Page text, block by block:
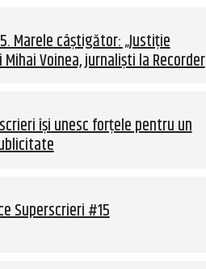
Marele câștigător: „Justiție
Voinea, jurnaliști la Recorder
își unesc forțele pentru un
Superscrieri #15